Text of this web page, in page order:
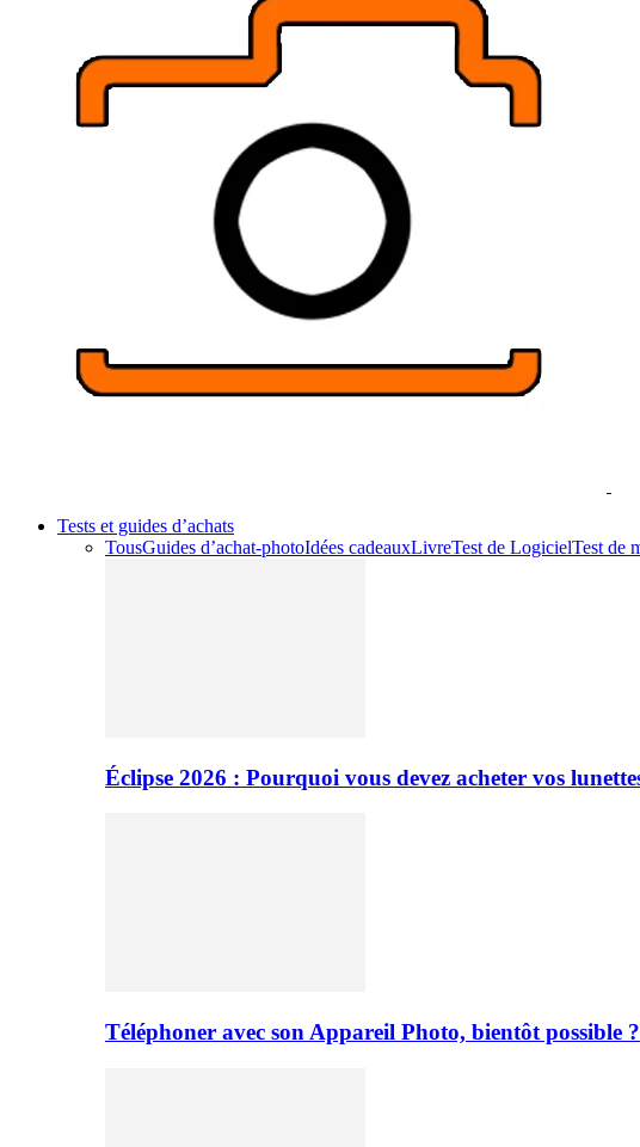
Tests et guides d’achats
TousGuides d’achat-photoIdées cadeauxLivreTest de LogicielTest de
Éclipse 2026 : Pourquoi vous devez acheter vos
Téléphoner avec son Appareil Photo, bientôt possible ?